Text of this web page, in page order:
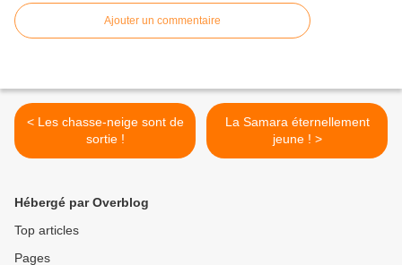
Ajouter un commentaire
< Les chasse-neige sont de
sortie !
La Samara éternellement
jeune ! >
Hébergé par Overblog
Top articles
Pages